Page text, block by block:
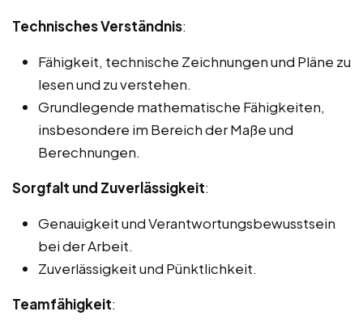
Technisches Verständnis:
Fähigkeit, technische Zeichnungen und Pläne zu
lesen und zu verstehen.
Grundlegende mathematische Fähigkeiten,
insbesondere im Bereich der Maße und
Berechnungen.
Sorgfalt und Zuverlässigkeit:
Genauigkeit und Verantwortungsbewusstsein
bei der Arbeit.
Zuverlässigkeit und Pünktlichkeit.
Teamfähigkeit: